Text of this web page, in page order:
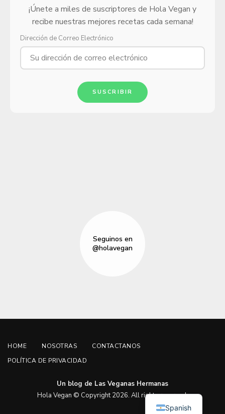
¡Únete a miles de suscriptores de Hola Vegan y
recibe nuestras mejores recetas cada semana!
Dirección de Correo Electrónico
SUSCRIBIR
Seguinos en
@holavegan
HOME NOSOTRAS
CONTACTANOS
POLÍTICA DE PRIVACIDAD
Un blog de Las Veganas Hermanas
Hola Vegan © Copyright 2026. All rights reserved.
Spanish
English